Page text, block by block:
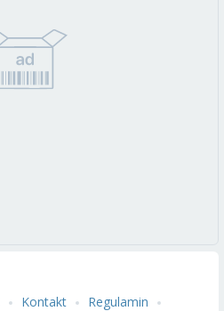
Kontakt Regulamin